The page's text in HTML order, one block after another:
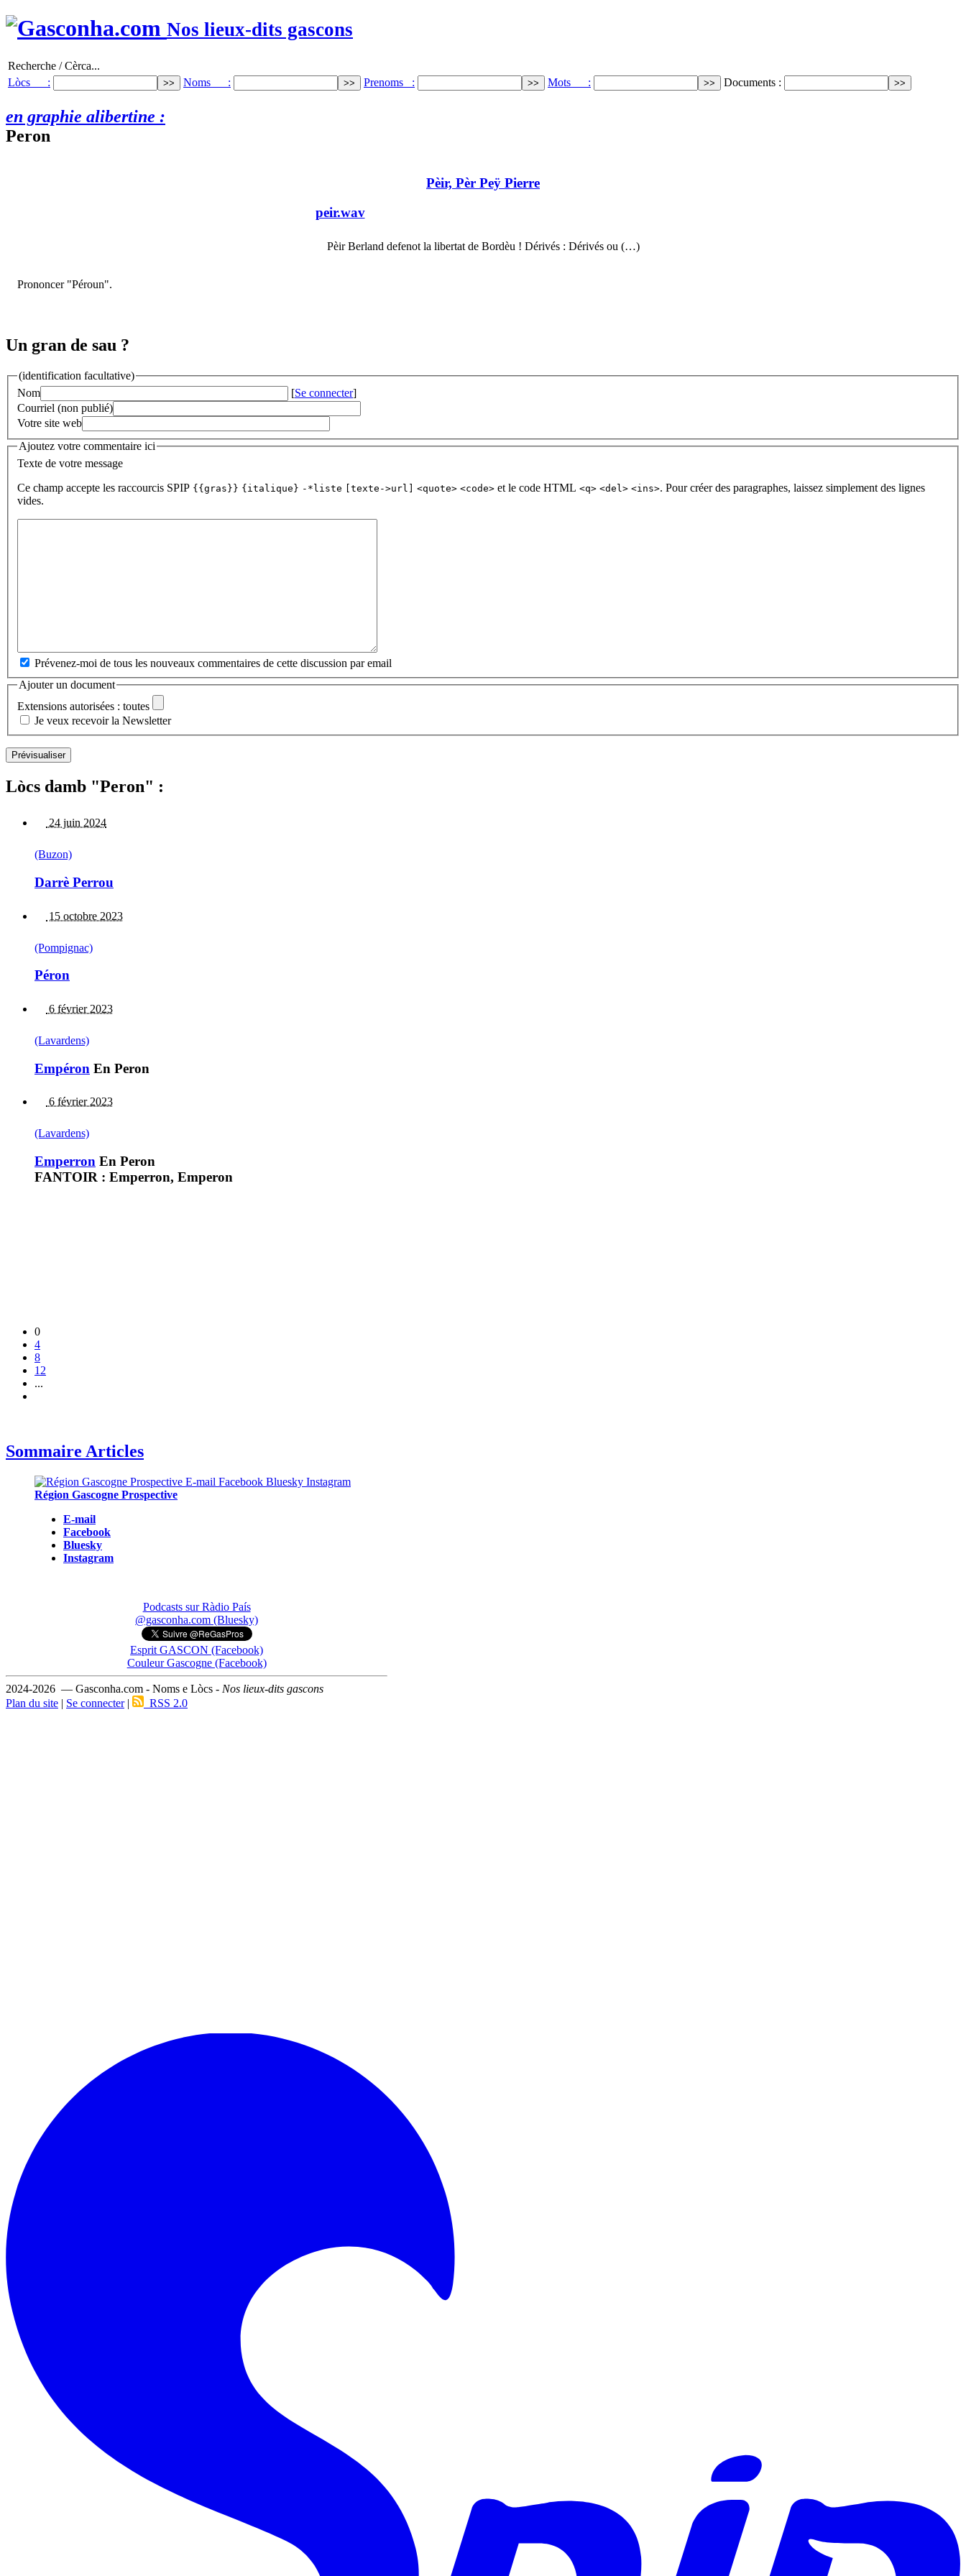
Nos lieux-dits gascons
Recherche / Cèrca...
Lòcs :
Noms : Prenoms : Mots : Documents :
en graphie alibertine :
Peron
Pèir, Pèr Peÿ Pierre
peir.wav
Pèir Berland defenot la libertat de Bordèu ! Dérivés : Dérivés ou (…)
Prononcer "Péroun".
Un gran de sau ?
(identification facultative)
Nom
[Se connecter]
Courriel (non publié)
Votre site web
Ajoutez votre commentaire ici
Texte de votre message
Ce champ accepte les raccourcis SPIP {{gras}} {italique} -*liste [texte->url] <quote> <code> et le code HTML <q> <del> <ins>. Pour créer des paragraphes, laissez simplement des lignes
vides.
Prévenez-moi de tous les nouveaux commentaires de cette discussion par email
Ajouter un document
Extensions autorisées : toutes
Je veux recevoir la Newsletter
Lòcs damb "Peron" :
24 juin 2024
(Buzon)
Darrè Perrou
15 octobre 2023
(Pompignac)
Péron
6 février 2023
(Lavardens)
Empéron En Peron
6 février 2023
(Lavardens)
Emperron En Peron
FANTOIR : Emperron, Emperon
0
4
8
12
...
Sommaire Articles
Région Gascogne Prospective
E-mail
Facebook
Bluesky
Instagram
Podcasts sur Ràdio País
@gasconha.com (Bluesky)
Esprit GASCON (Facebook)
Couleur Gascogne (Facebook)
2024-2026 — Gasconha.com - Noms e Lòcs - Nos lieux-dits gascons
Plan du site | Se connecter| RSS 2.0